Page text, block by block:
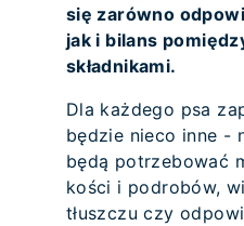
się zarówno
jak i bilans
składnikami.
Dla każdego psa
będzie nieco inne -
będą potrzebować
kości i podrobów,
tłuszczu czy